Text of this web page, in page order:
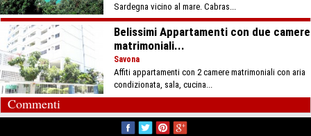
Sardegna vicino al mare. Cabras...
Belissimi Appartamenti con due camere
matrimoniali...
Savona
Affiti appartamenti con 2 camere matrimoniali con aria
condizionata, sala, cucina...
Commenti